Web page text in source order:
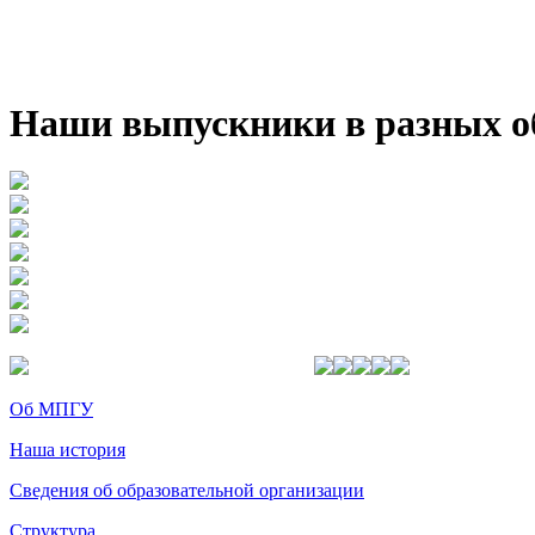
Наши выпускники в разных
Об МПГУ
Наша история
Сведения об образовательной организации